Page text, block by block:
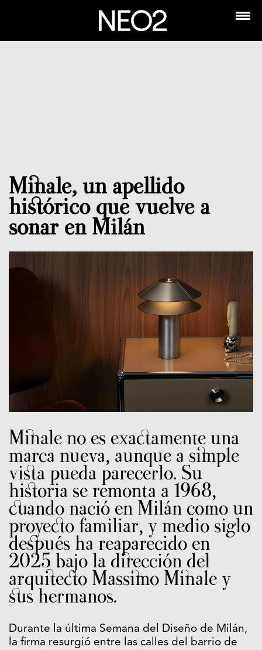
Minale, un apellido
histórico que vuelve a
sonar en Milán
Minale no es exactamente una
marca nueva, aunque a simple
vista pueda parecerlo. Su
historia se remonta a 1968,
cuando nació en Milán como un
proyecto familiar, y medio siglo
después ha reaparecido en
2025 bajo la dirección del
arquitecto Massimo Minale y
sus hermanos.
Durante la última Semana del Diseño de Milán,
la firma resurgió entre las calles del barrio de